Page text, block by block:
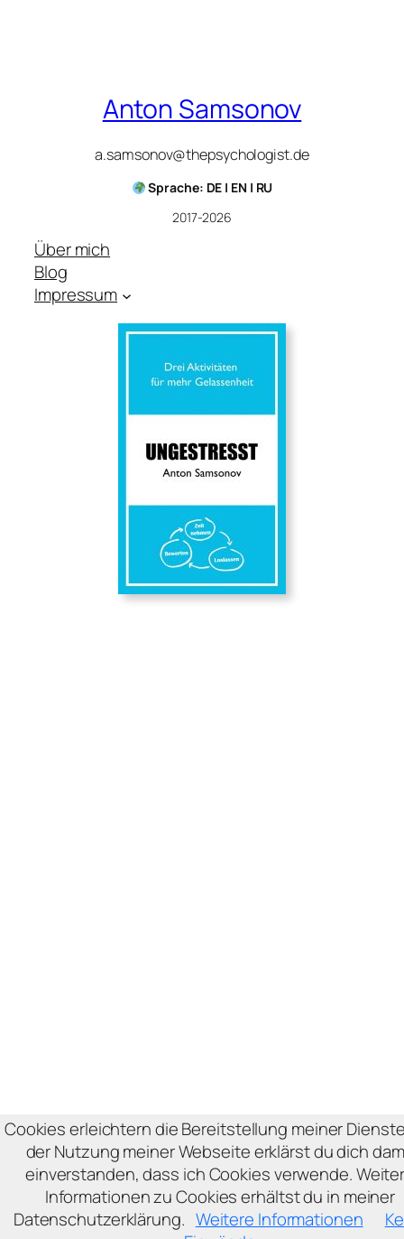
Anton Samsonov
a.samsonov@thepsychologist.de
Sprache: DE | EN | RU
2017-2026
Über mich
Blog
Impressum
Cookies erleichtern die Bereitstellung meiner
der Nutzung meiner Webseite erklärst du dich
einverstanden, dass ich Cookies verwende.
Informationen zu Cookies erhältst du in meiner
Datenschutzerklärung. Weitere Informationen